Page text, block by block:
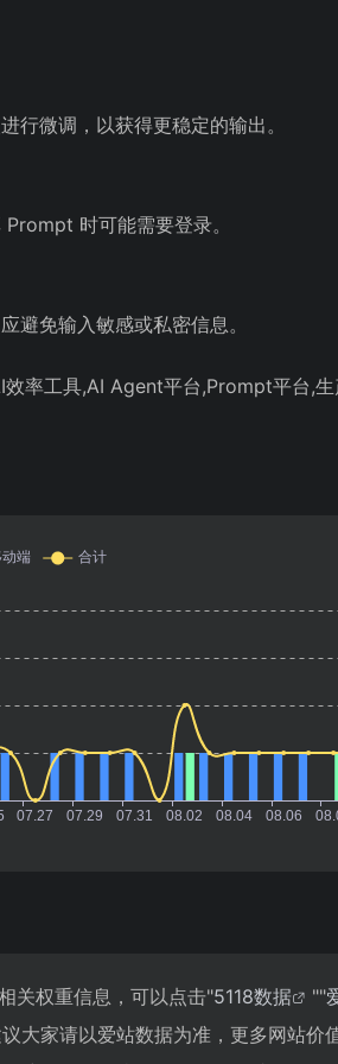
行微调，以获得更稳定的输出。
时可能需要登录。
避免输入敏感或私密信息。
率工具,AI Agent平台,Prompt平台,
关权重信息，可以点击"5118数据 ""
大家请以爱站数据为准，更多网站价